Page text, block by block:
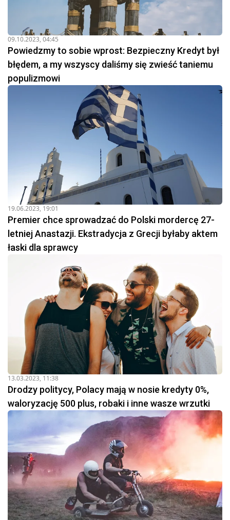
09.10.2023, 04:45
Powiedzmy to sobie wprost: Bezpieczny Kredyt był
błędem, a my wszyscy daliśmy się zwieść taniemu
populizmowi
19.06.2023, 19:01
Premier chce sprowadzać do Polski mordercę 27-
letniej Anastazji. Ekstradycja z Grecji byłaby aktem
łaski dla sprawcy
13.03.2023, 11:38
Drodzy politycy, Polacy mają w nosie kredyty 0%,
waloryzację 500 plus, robaki i inne wasze wrzutki